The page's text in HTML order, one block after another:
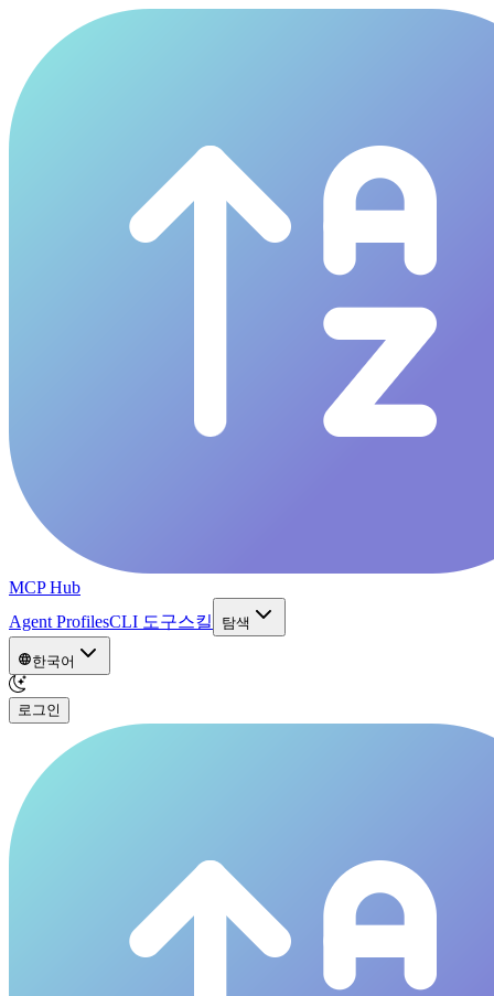
MCP Hub
Agent ProfilesCLI 도구스킬 탐색
한국어
로그인